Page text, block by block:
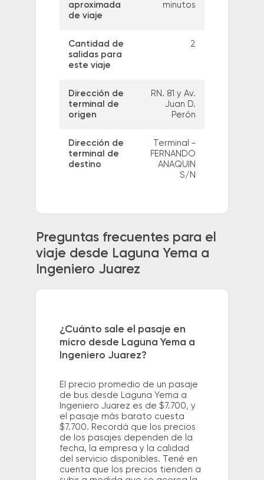
aproximada
de viaje
minutos
Cantidad de
salidas para
este viaje
2
Dirección de
terminal de
origen
RN. 81 y Av.
Juan D.
Perón
Dirección de
terminal de
destino
Terminal -
FERNANDO
ANAQUIN
S/N
Preguntas frecuentes para el
viaje desde Laguna Yema a
Ingeniero Juarez
¿Cuánto sale el pasaje en
micro desde Laguna Yema a
Ingeniero Juarez?
El precio promedio de un pasaje
de bus desde Laguna Yema a
Ingeniero Juarez es de $7.700, y
el pasaje más barato cuesta
$7.700. Recordá que los precios
de los pasajes dependen de la
fecha, la empresa y la calidad
del servicio disponibles. Tené en
cuenta que los precios tienden a